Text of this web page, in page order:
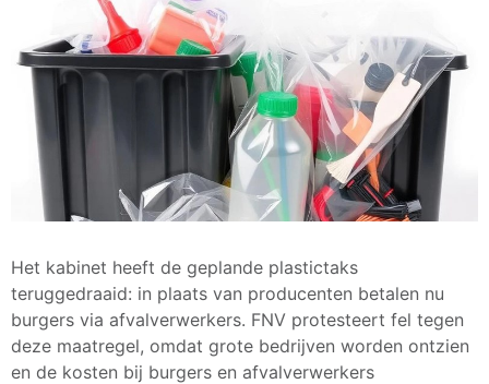
Het kabinet heeft de geplande plastictaks
teruggedraaid: in plaats van producenten betalen nu
burgers via afvalverwerkers. FNV protesteert fel tegen
deze maatregel, omdat grote bedrijven worden ontzien
en de kosten bij burgers en afvalverwerkers